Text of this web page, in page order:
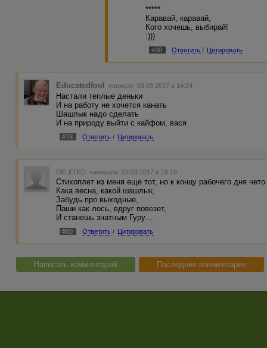
*****
Каравай, каравай,
Кого хочешь, выбирай!
:)))
#98 Ответить / Цитировать
Educatedfool написал 03.03.2017 в 14:24
Настали теплые деньки
И на работу не хочется канать
Шашлык надо сделать
И на природу выйти с кайфом, вася
#78 Ответить / Цитировать
DELETED написала 03.03.2017 в 18:19
Стихоплет из меня еще тот, но к концу рабочего дня
Кака весна, какой шашлык,
Забудь про выходные,
Паши как лось, вдруг повезет,
И станешь знатным Гуру…
#80 Ответить / Цитировать
Написать комментарий Последние комментарии